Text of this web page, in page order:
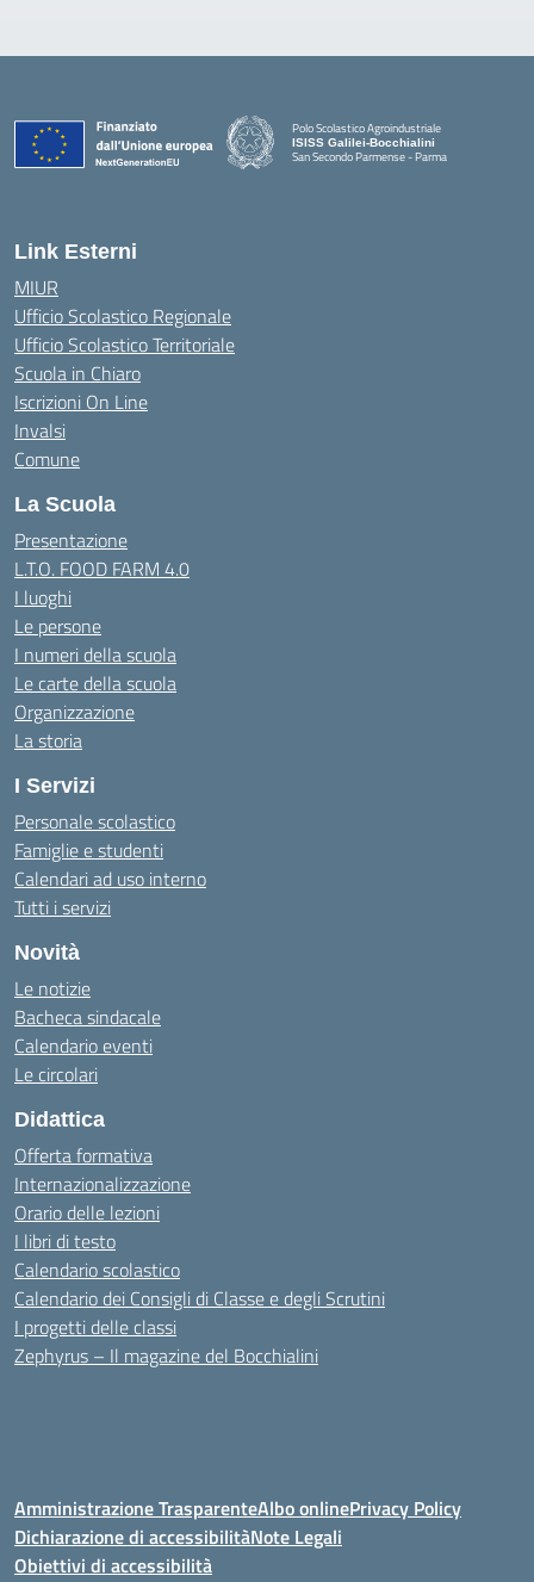
Polo Scolastico Agroindustriale
ISISS Galilei-Bocchialini
San Secondo Parmense - Parma
Link Esterni
MIUR
Ufficio Scolastico Regionale
Ufficio Scolastico Territoriale
Scuola in Chiaro
Iscrizioni On Line
Invalsi
Comune
La Scuola
Presentazione
L.T.O. FOOD FARM 4.0
I luoghi
Le persone
I numeri della scuola
Le carte della scuola
Organizzazione
La storia
I Servizi
Personale scolastico
Famiglie e studenti
Calendari ad uso interno
Tutti i servizi
Novità
Le notizie
Bacheca sindacale
Calendario eventi
Le circolari
Didattica
Offerta formativa
Internazionalizzazione
Orario delle lezioni
I libri di testo
Calendario scolastico
Calendario dei Consigli di Classe e degli Scrutini
I progetti delle classi
Zephyrus – Il magazine del Bocchialini
Amministrazione TrasparenteAlbo onlinePrivacy Policy
Dichiarazione di accessibilitàNote Legali
Obiettivi di accessibilità